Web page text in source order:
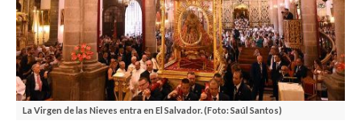
La Virgen de las Nieves entra en El Salvador. (Foto: Saúl Santos)